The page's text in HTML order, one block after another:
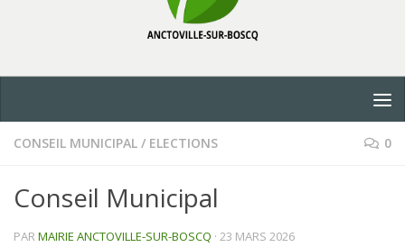
CONSEIL MUNICIPAL / ELECTIONS 0
Conseil Municipal
PARMAIRIE ANCTOVILLE-SUR-BOSCQ · 23 MARS 2026